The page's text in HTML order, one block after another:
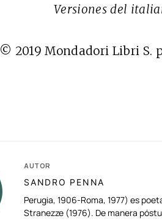
Versiones del
© 2019 Mondadori Libri S.
AUTOR
SANDRO PENNA
Perugia, 1906-Roma, 1977) es
Stranezze (1976). De manera